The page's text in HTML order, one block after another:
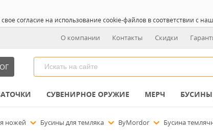
согласие на использование cookie-файлов в соответствии с
О компании Контакты Скидки
СУВЕНИРНОЕ ОРУЖИЕ МЕРЧ
ножей Бусины для темляка ByMordor Бусина